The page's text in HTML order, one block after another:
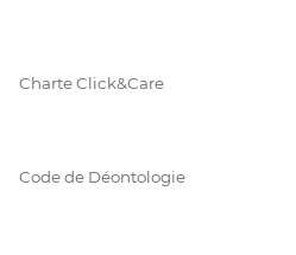
Charte Click&Care
Code de Déontologie